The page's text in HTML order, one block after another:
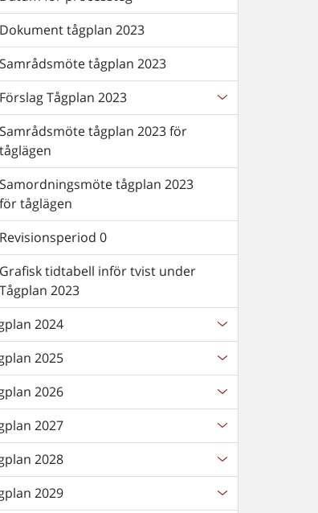
Dokument tågplan 2023
Samrådsmöte tågplan 2023
Förslag Tågplan 2023
Samrådsmöte tågplan 2023 för
tåglägen
Samordningsmöte tågplan 2023
för tåglägen
Revisionsperiod 0
Grafisk tidtabell inför tvist under
Tågplan 2023
2024
2025
2026
2027
2028
2029